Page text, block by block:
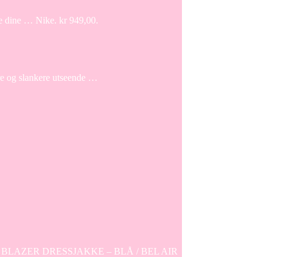
dine … Nike. kr 949,00.
og slankere utseende …
DRESSJAKKE – BLÅ / BEL AIR